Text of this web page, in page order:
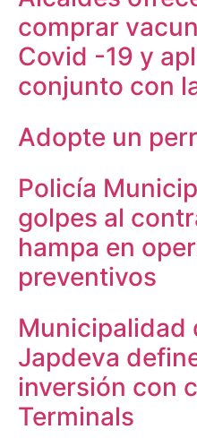
comprar
Covid -19 y
conjunto con
Adopte un
Policía
golpes al
hampa en
preventivos
Municipalidad
Japdeva
inversión con
Terminals